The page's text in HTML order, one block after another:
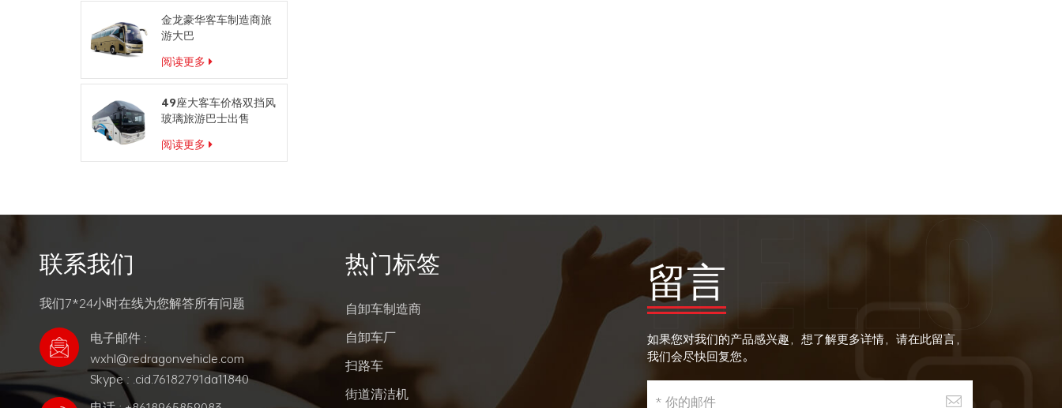
金龙豪华客车制造商旅
游大巴
阅读更多
49座大客车价格双挡风
玻璃旅游巴士出售
阅读更多
联系我们
我们7*24小时在线为您解答所有问题
电子邮件 :
wxhl@redragonvehicle.com
Skype : .cid.76182791da11840
热门标签
自卸车制造商
自卸车厂
扫路车
街道清洁机
留言
如果您对我们的产品感兴趣，想了解更多详情，请在此留言，
我们会尽快回复您。